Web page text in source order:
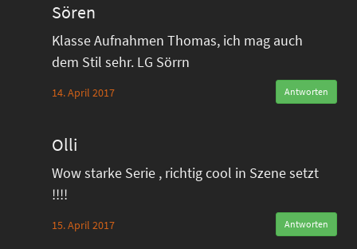
Sören
Klasse Aufnahmen Thomas, ich mag auch
dem Stil sehr. LG Sörrn
14. April 2017 Antworten
Olli
Wow starke Serie , richtig cool in Szene setzt
!!!!
15. April 2017 Antworten